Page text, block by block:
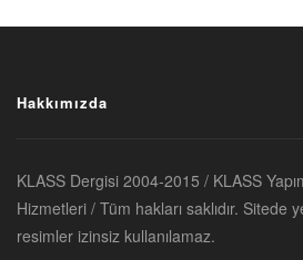
Hakkımızda
KLASS Dergisi 2004-2015 / KLASS
Hizmetleri / Tüm hakları saklıdır. Sitede
resimler izinsiz kullanılamaz.